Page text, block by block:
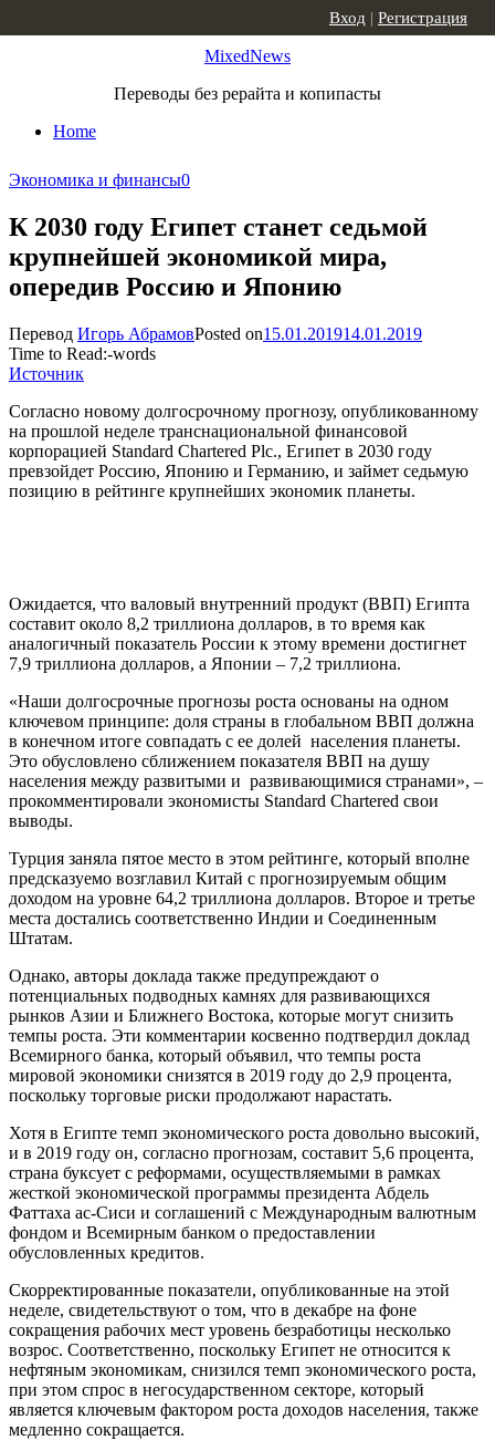
MixedNews
Переводы без рерайта и копипасты
Home
Вход | Регистрация
Экономика и финансы0
К 2030 году Египет станет седьмой
крупнейшей экономикой мира,
опередив Россию и Японию
Перевод Игорь АбрамовPosted on15.01.201914.01.2019
Time to Read:-words
Источник
Согласно новому долгосрочному прогнозу, опубликованному
на прошлой неделе транснациональной финансовой
корпорацией Standard Chartered Plc., Египет в 2030 году
превзойдет Россию, Японию и Германию, и займет седьмую
позицию в рейтинге крупнейших экономик планеты.
Ожидается, что валовый внутренний продукт (ВВП) Египта
составит около 8,2 триллиона долларов, в то время как
аналогичный показатель России к этому времени достигнет
7,9 триллиона долларов, а Японии – 7,2 триллиона.
«Наши долгосрочные прогнозы роста основаны на одном
ключевом принципе: доля страны в глобальном ВВП должна
в конечном итоге совпадать с ее долей населения планеты.
Это обусловлено сближением показателя ВВП на душу
населения между развитыми и развивающимися странами», –
прокомментировали экономисты Standard Chartered свои
выводы.
Турция заняла пятое место в этом рейтинге, который вполне
предсказуемо возглавил Китай с прогнозируемым общим
доходом на уровне 64,2 триллиона долларов. Второе и третье
места достались соответственно Индии и Соединенным
Штатам.
Однако, авторы доклада также предупреждают о
потенциальных подводных камнях для развивающихся
рынков Азии и Ближнего Востока, которые могут снизить
темпы роста. Эти комментарии косвенно подтвердил доклад
Всемирного банка, который объявил, что темпы роста
мировой экономики снизятся в 2019 году до 2,9 процента,
поскольку торговые риски продолжают нарастать.
Хотя в Египте темп экономического роста довольно высокий,
и в 2019 году он, согласно прогнозам, составит 5,6 процента,
страна буксует с реформами, осуществляемыми в рамках
жесткой экономической программы президента Абдель
Фаттаха ас-Сиси и соглашений с Международным валютным
фондом и Всемирным банком о предоставлении
обусловленных кредитов.
Скорректированные показатели, опубликованные на этой
неделе, свидетельствуют о том, что в декабре на фоне
сокращения рабочих мест уровень безработицы несколько
возрос. Соответственно, поскольку Египет не относится к
нефтяным экономикам, снизился темп экономического роста,
при этом спрос в негосударственном секторе, который
является ключевым фактором роста доходов населения, также
медленно сокращается.